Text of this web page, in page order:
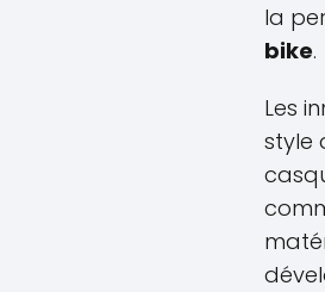
la
bike.
Les
style